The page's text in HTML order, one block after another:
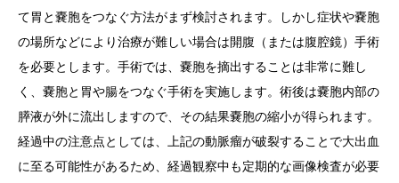
て胃と嚢胞をつなぐ方法がまず検討されます。しかし症状や嚢胞
の場所などにより治療が難しい場合は開腹（または腹腔鏡）手術
を必要とします。手術では、嚢胞を摘出することは非常に難し
く、嚢胞と胃や腸をつなぐ手術を実施します。術後は嚢胞内部の
膵液が外に流出しますので、その結果嚢胞の縮小が得られます。
経過中の注意点としては、上記の動脈瘤が破裂することで大出血
に至る可能性があるため、経過観察中も定期的な画像検査が必要